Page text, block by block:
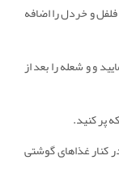
و خردل را اضافه
و و شعله را بعد از
پر کنید.
در کنار غذاهای گوشتی